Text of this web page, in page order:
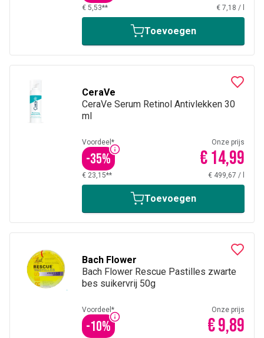
€ 5,53** € 7,18 /
Toevoegen
CeraVe
CeraVe Serum Retinol Antivlekken 30
ml
Voordeel*
-35%
Onze prijs
€ 14,99
€ 23,15** € 499,67 /
Toevoegen
Bach Flower
Bach Flower Rescue Pastilles zwarte
bes suikervrij 50g
Voordeel*
-10%
Onze prijs
€ 9,89